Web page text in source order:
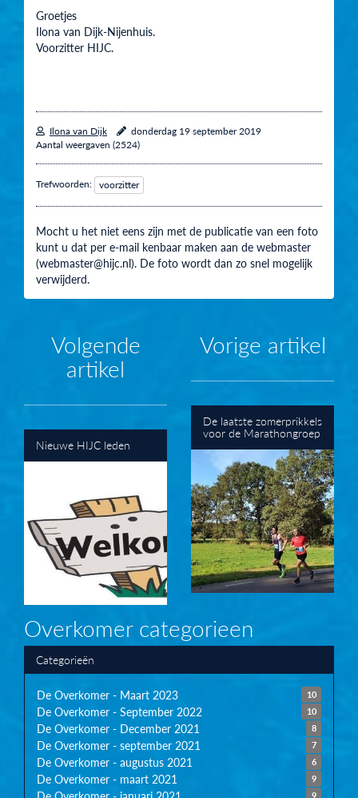
Groetjes
Ilona van Dijk-Nijenhuis.
Voorzitter HIJC.
Ilona van Dijk
donderdag 19 september 2019
Aantal weergaven (2524)
Trefwoorden: voorzitter
Mocht u het niet eens zijn met de publicatie van een foto
kunt u dat per e-mail kenbaar maken aan de webmaster
(webmaster@hijc.nl). De foto wordt dan zo snel mogelijk
verwijderd.
Volgende
artikel
Nieuwe HIJC leden
Vorige artikel
De laatste zomerprikkels
voor de Marathongroep
Overkomer categorieen
Categorieën
10
De Overkomer - Maart 2023
10
De Overkomer - September 2022
8
De Overkomer - December 2021
7
De Overkomer - september 2021
6
De Overkomer - augustus 2021
9
De Overkomer - maart 2021
9